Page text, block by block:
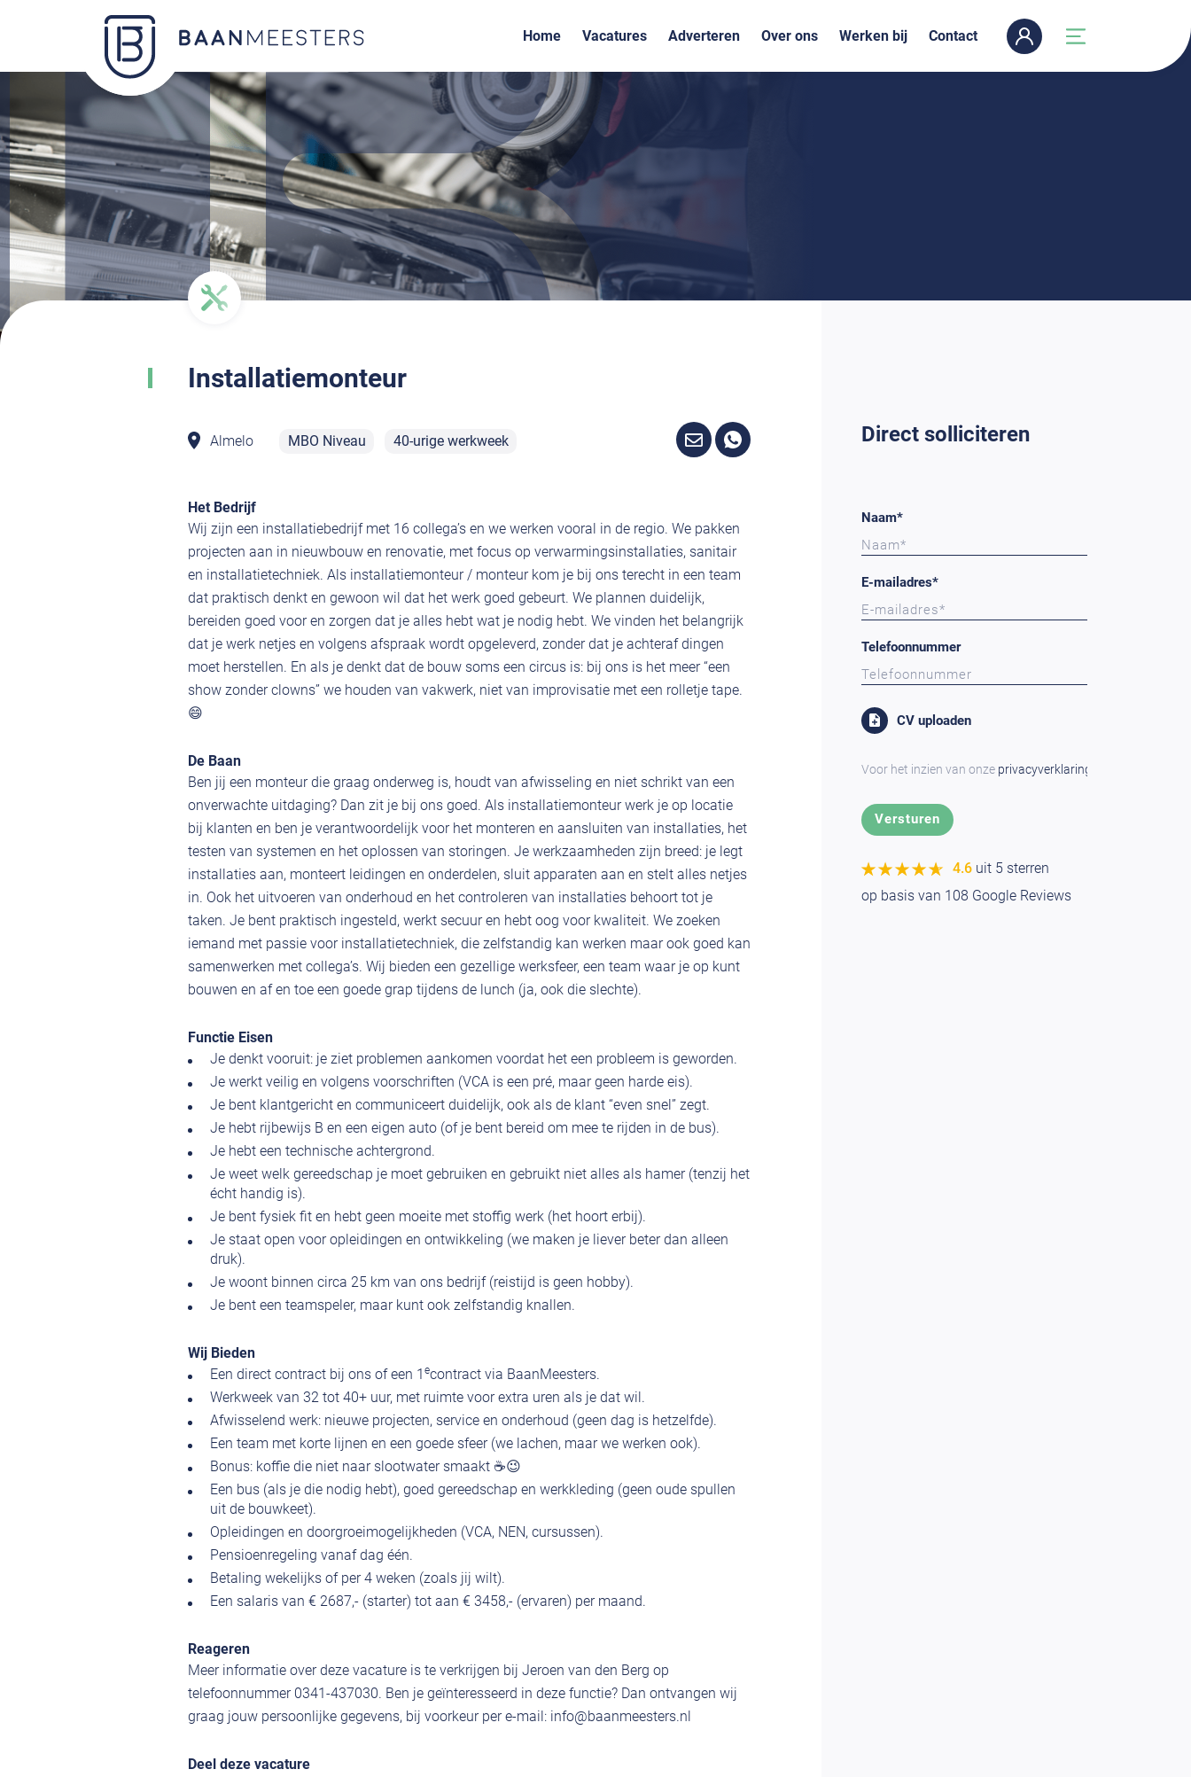
Home Vacatures Adverteren Over ons Werken bij Contact
Installatiemonteur
Almelo MBO Niveau 40-urige werkweek
Het Bedrijf
Wij zijn een installatiebedrijf met 16 collega’s en we werken vooral in de regio. We pakken
projecten aan in nieuwbouw en renovatie, met focus op verwarmingsinstallaties, sanitair
en installatietechniek. Als installatiemonteur / monteur kom je bij ons terecht in een team
dat praktisch denkt en gewoon wil dat het werk goed gebeurt. We plannen duidelijk,
bereiden goed voor en zorgen dat je alles hebt wat je nodig hebt. We vinden het belangrijk
dat je werk netjes en volgens afspraak wordt opgeleverd, zonder dat je achteraf dingen
moet herstellen. En als je denkt dat de bouw soms een circus is: bij ons is het meer “een
show zonder clowns” we houden van vakwerk, niet van improvisatie met een rolletje tape.
😄
De Baan
Ben jij een monteur die graag onderweg is, houdt van afwisseling en niet schrikt van een
onverwachte uitdaging? Dan zit je bij ons goed. Als installatiemonteur werk je op locatie
bij klanten en ben je verantwoordelijk voor het monteren en aansluiten van installaties, het
testen van systemen en het oplossen van storingen. Je werkzaamheden zijn breed: je legt
installaties aan, monteert leidingen en onderdelen, sluit apparaten aan en stelt alles netjes
in. Ook het uitvoeren van onderhoud en het controleren van installaties behoort tot je
taken. Je bent praktisch ingesteld, werkt secuur en hebt oog voor kwaliteit. We zoeken
iemand met passie voor installatietechniek, die zelfstandig kan werken maar ook goed kan
samenwerken met collega’s. Wij bieden een gezellige werksfeer, een team waar je op kunt
bouwen en af en toe een goede grap tijdens de lunch (ja, ook die slechte).
Functie Eisen
Je denkt vooruit: je ziet problemen aankomen voordat het een probleem is geworden.
Je werkt veilig en volgens voorschriften (VCA is een pré, maar geen harde eis).
Je bent klantgericht en communiceert duidelijk, ook als de klant “even snel” zegt.
Je hebt rijbewijs B en een eigen auto (of je bent bereid om mee te rijden in de bus).
Je hebt een technische achtergrond.
Je weet welk gereedschap je moet gebruiken en gebruikt niet alles als hamer (tenzij het
écht handig is).
Je bent fysiek fit en hebt geen moeite met stoffig werk (het hoort erbij).
Je staat open voor opleidingen en ontwikkeling (we maken je liever beter dan alleen
druk).
Je woont binnen circa 25 km van ons bedrijf (reistijd is geen hobby).
Je bent een teamspeler, maar kunt ook zelfstandig knallen.
Wij Bieden
Een direct contract bij ons of een 1 econtract via BaanMeesters.
Werkweek van 32 tot 40+ uur, met ruimte voor extra uren als je dat wil.
Afwisselend werk: nieuwe projecten, service en onderhoud (geen dag is hetzelfde).
Een team met korte lijnen en een goede sfeer (we lachen, maar we werken ook).
Bonus: koffie die niet naar slootwater smaakt ☕😉
Een bus (als je die nodig hebt), goed gereedschap en werkkleding (geen oude spullen
uit de bouwkeet).
Opleidingen en doorgroeimogelijkheden (VCA, NEN, cursussen).
Pensioenregeling vanaf dag één.
Betaling wekelijks of per 4 weken (zoals jij wilt).
Een salaris van € 2687,- (starter) tot aan € 3458,- (ervaren) per maand.
Reageren
Meer informatie over deze vacature is te verkrijgen bij Jeroen van den Berg op
telefoonnummer 0341-437030. Ben je geïnteresseerd in deze functie? Dan ontvangen wij
graag jouw persoonlijke gegevens, bij voorkeur per e-mail: info@baanmeesters.nl
Deel deze vacature
Direct solliciteren
Naam*
E-mailadres*
Telefoonnummer
CV uploaden
Voor het inzien van onze privacyverklaring
★★★★★
★★★★★ 4.6 uit 5 sterren
op basis van 108 Google Reviews